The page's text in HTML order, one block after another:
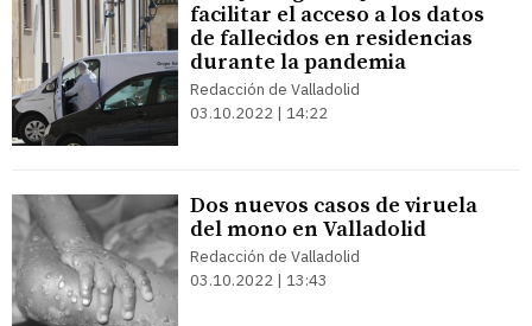
facilitar el acceso a los datos
de fallecidos en residencias
durante la pandemia
Redacción de Valladolid
03.10.2022 | 14:22
Dos nuevos casos de viruela
del mono en Valladolid
Redacción de Valladolid
03.10.2022 | 13:43